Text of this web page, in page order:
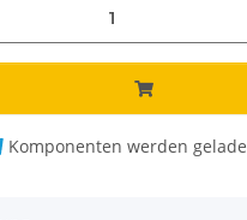
Komponenten werden